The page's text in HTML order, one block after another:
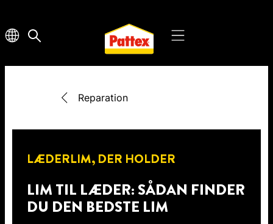
Reparation
LÆDERLIM, DER HOLDER
LIM TIL LÆDER: SÅDAN FINDER
DU DEN BEDSTE LIM